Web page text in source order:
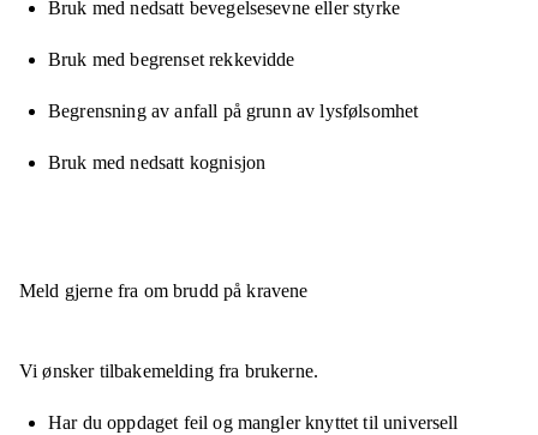
Bruk med nedsatt bevegelsesevne eller styrke
Bruk med begrenset rekkevidde
Begrensning av anfall på grunn av lysfølsomhet
Bruk med nedsatt kognisjon
Meld gjerne fra om brudd på kravene
Vi ønsker tilbakemelding fra brukerne.
Har du oppdaget feil og mangler knyttet til universell